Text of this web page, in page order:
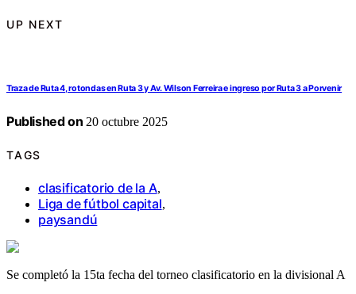
UP NEXT
Traza de Ruta 4, rotondas en Ruta 3 y Av. Wilson Ferreira e ingreso por Ruta 3 a Porvenir
Published on 20 octubre 2025
TAGS
clasificatorio de la A,
Liga de fútbol capital,
paysandú
Se completó la 15ta fecha del torneo clasificatorio en la divisional A